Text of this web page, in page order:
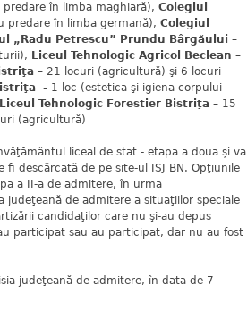
în limba maghiară), Colegiul
predare în limba germană), Colegiul
„Radu Petrescu” Prundu Bârgăului –
Liceul Tehnologic Agricol Beclean –
– 21 locuri (agricultură) şi 6 locuri
- 1 loc (estetica şi igiena corpului
Liceul Tehnologic Forestier Bistriţa – 15
(agricultură)
liceal de stat - etapa a doua și va
descărcată de pe site-ul ISJ BN. Opţiunile
a II-a de admitere, în urma
judeţeană de admitere a situaţiilor speciale
candidaţilor care nu şi-au depus
participat sau au participat, dar nu au fost
judeţeană de admitere, în data de 7